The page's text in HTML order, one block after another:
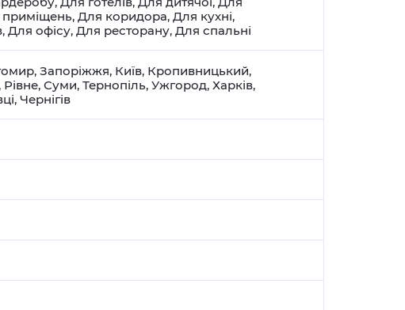
, Для коридора, Для кухні,
, Для офісу, Для ресторану, Для спальні
, Запоріжжя, Київ, Кропивницький,
Рівне, Суми, Тернопіль, Ужгород, Харків,
, Чернігів